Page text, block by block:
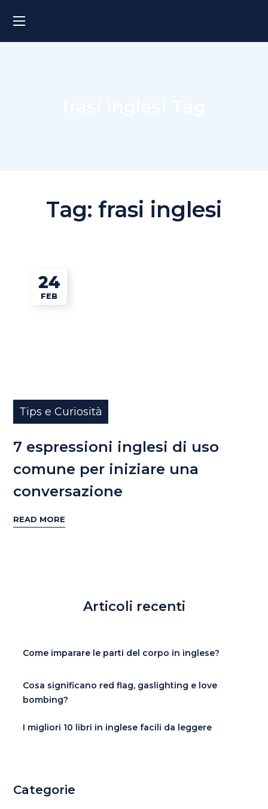
Tag: frasi inglesi
24
FEB
Tips e Curiosità
7 espressioni inglesi di uso
comune per iniziare una
conversazione
READ MORE
Articoli recenti
Come imparare le parti del corpo in inglese?
Cosa significano red flag, gaslighting e love
bombing?
I migliori 10 libri in inglese facili da leggere
Categorie